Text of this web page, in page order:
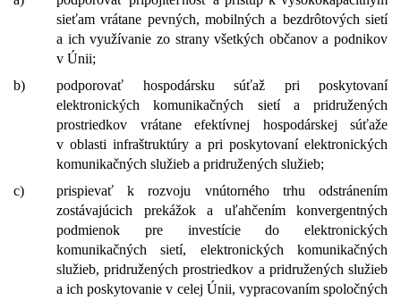
sieťam vrátane pevných, mobilných a bezdrôtových sietí
a ich využívanie zo strany všetkých občanov a podnikov
v Únii;
b)
podporovať hospodársku súťaž pri poskytovaní
elektronických komunikačných sietí a pridružených
prostriedkov vrátane efektívnej hospodárskej súťaže
v oblasti infraštruktúry a pri poskytovaní elektronických
komunikačných služieb a pridružených služieb;
c)
prispievať k rozvoju vnútorného trhu odstránením
zostávajúcich prekážok a uľahčením konvergentných
podmienok pre investície do elektronických
komunikačných sietí, elektronických komunikačných
služieb, pridružených prostriedkov a pridružených služieb
a ich poskytovanie v celej Únii, vypracovaním spoločných